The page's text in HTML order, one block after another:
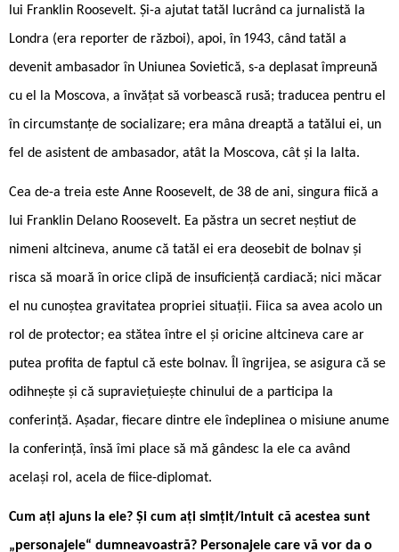
lui Franklin Roosevelt. Și-a ajutat tatăl lucrând ca jurnalistă la
Londra (era reporter de război), apoi, în 1943, când tatăl a
devenit ambasador în Uniunea Sovietică, s-a deplasat împreună
cu el la Moscova, a învățat să vorbească rusă; traducea pentru el
în circumstanțe de socializare; era mâna dreaptă a tatălui ei, un
fel de asistent de ambasador, atât la Moscova, cât și la Ialta.
Cea de-a treia este Anne Roosevelt, de 38 de ani, singura fiică a
lui Franklin Delano Roosevelt. Ea păstra un secret neștiut de
nimeni altcineva, anume că tatăl ei era deosebit de bolnav și
risca să moară în orice clipă de insuficiență cardiacă; nici măcar
el nu cunoștea gravitatea propriei situații. Fiica sa avea acolo un
rol de protector; ea stătea între el și oricine altcineva care ar
putea profita de faptul că este bolnav. Îl îngrijea, se asigura că se
odihnește și că supraviețuiește chinului de a participa la
conferință. Așadar, fiecare dintre ele îndeplinea o misiune anume
la conferință, însă îmi place să mă gândesc la ele ca având
același rol, acela de fiice-diplomat.
Cum ați ajuns la ele? Și cum ați simțit/intuit că acestea sunt
„personajele“ dumneavoastră? Personajele care vă vor da o